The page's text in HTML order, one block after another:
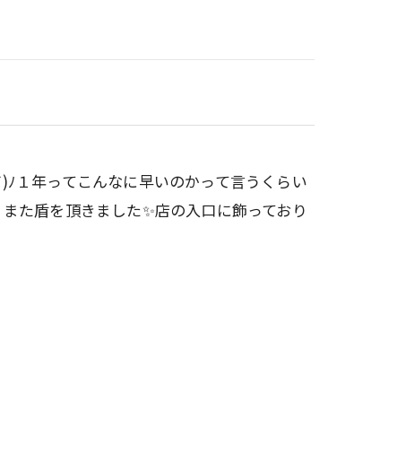
１年ってこんなに早いのかって言うくらい
た盾を頂きました✨店の入口に飾っており